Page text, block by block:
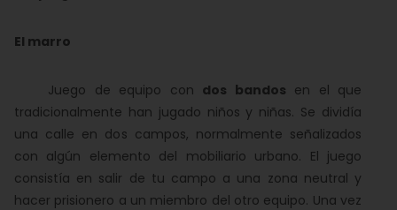
El marro
Juego de equipo con dos bandos en el que
tradicionalmente han jugado niños y niñas. Se dividía
una calle en dos campos, normalmente señalizados
con algún elemento del mobiliario urbano. El juego
consistía en salir de tu campo a una zona neutral y
hacer prisionero a un miembro del otro equipo. Una vez